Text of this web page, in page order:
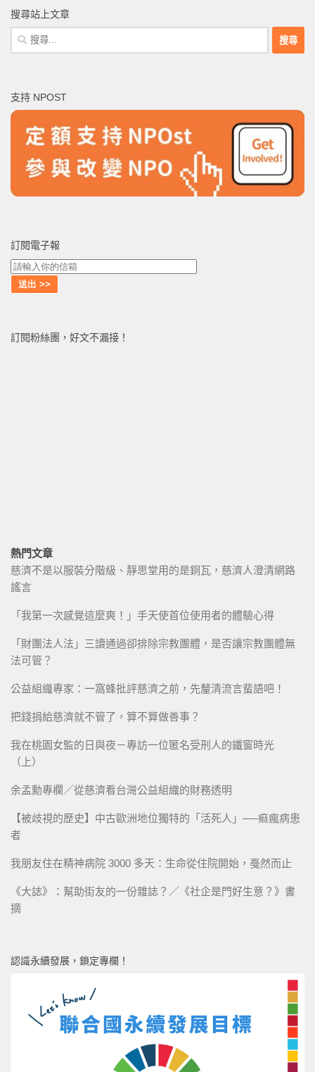
搜尋站上文章
搜
尋
字:
支持 NPOST
訂閱電子報
訂閱粉絲團，好文不漏接！
熱門文章
慈濟不是以服裝分階級、靜思堂用的是銅瓦，慈濟人澄清網路
謠言
「我第一次感覺這麼爽！」手天使首位使用者的體驗心得
「財團法人法」三讀通過卻排除宗教團體，是否讓宗教團體無
法可管？
公益組織專家：一窩蜂批評慈濟之前，先釐清流言蜚語吧！
把錢捐給慈濟就不管了，算不算做善事？
我在桃園女監的日與夜－專訪一位匿名受刑人的鐵窗時光
（上）
余孟勳專欄／從慈濟看台灣公益組織的財務透明
【被歧視的歷史】中古歐洲地位獨特的「活死人」──痲瘋病患
者
我朋友住在精神病院 3000 多天：生命從住院開始，戞然而止
《大誌》：幫助街友的一份雜誌？／《社企是門好生意？》書
摘
認識永續發展，鎖定專欄！